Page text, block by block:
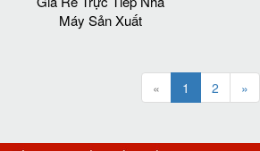
Máy Sản Xuất
« 1 2 »